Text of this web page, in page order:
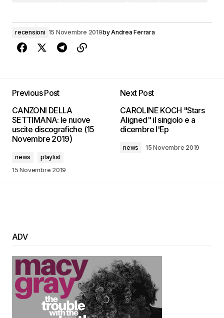
recensioni 15 Novembre 2019byAndrea Ferrara
Previous Post
CANZONI DELLA
SETTIMANA: le nuove
uscite discografiche (15
Novembre 2019)
news
playlist
15 Novembre 2019
Next Post
CAROLINE KOCH "Stars
Aligned" il singolo e a
dicembre l'Ep
news 15 Novembre 2019
ADV